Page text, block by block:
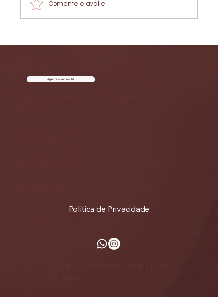
Comente e avalie
Agende sua consulta!
Política de Privacidade